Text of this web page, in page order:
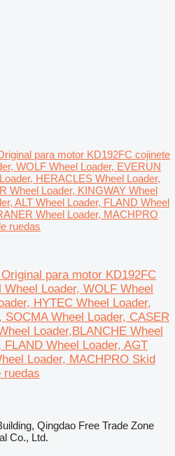
para motor KD192FC
Loader, WOLF Wheel
HYTEC Wheel Loader,
SOCMA Wheel Loader, CASER
Loader,BLANCHE Wheel
FLAND Wheel Loader, AGT
Loader, MACHPRO Skid
ruedas
Qingdao Free Trade Zone
Co., Ltd.